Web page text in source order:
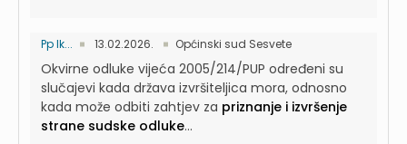
Pp Ik... 13.02.2026. Općinski sud Sesvete
Okvirne odluke vijeća 2005/214/PUP određeni su
slučajevi kada država izvršiteljica mora, odnosno
kada može odbiti zahtjev za priznanje i izvršenje
strane sudske odluke...